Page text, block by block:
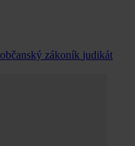
občanský zákoník judikát